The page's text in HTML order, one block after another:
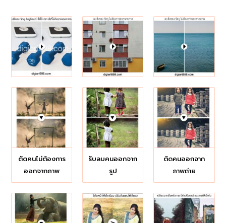
ตัดคนไม่ต้องการ
ออกจากภาพ
รับลบคนออกจาก
รูป
ตัดคนออกจาก
ภาพถ่าย